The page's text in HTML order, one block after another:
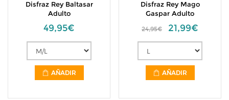
Disfraz Rey Baltasar
Adulto
49,95€
AÑADIR
Disfraz Rey Mago
Gaspar Adulto
24,95€ 21,99€
AÑADIR